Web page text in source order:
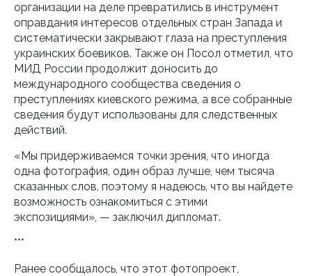
организации на деле превратились в инструмент
оправдания интересов отдельных стран Запада и
систематически закрывают глаза на преступления
украинских боевиков. Также он Посол отметил, что
МИД России продолжит доносить до
международного сообщества сведения о
преступлениях киевского режима, а все собранные
сведения будут использованы для следственных
действий.
«Мы придерживаемся точки зрения, что иногда
одна фотография, один образ лучше, чем тысяча
сказанных слов, поэтому я надеюсь, что вы найдете
возможность ознакомиться с этими
экспозициями», — заключил дипломат.
***
Ранее сообщалось, что этот фотопроект,